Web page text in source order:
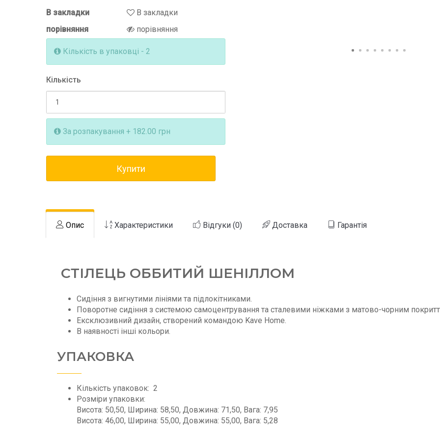
В закладки
В закладки
порівняння
порівняння
Кількість в упаковці - 2
Кількість
За розпакування + 182.00 грн
Купити
Опис Характеристики Відгуки (0) Доставка Гарантія
СТІЛЕЦЬ ОББИТИЙ ШЕНІЛЛОМ
Сидіння з вигнутими лініями та підлокітниками.
Поворотне сидіння з системою самоцентрування та сталевими ніжками з матово-чорним
Ексклюзивний дизайн, створений командою Kave Home.
В наявності інші кольори.
УПАКОВКА
Кількість упаковок: 2
Розміри упаковки:
Висота: 50,50, Ширина: 58,50, Довжина: 71,50, Вага: 7,95
Висота: 46,00, Ширина: 55,00, Довжина: 55,00, Вага: 5,28